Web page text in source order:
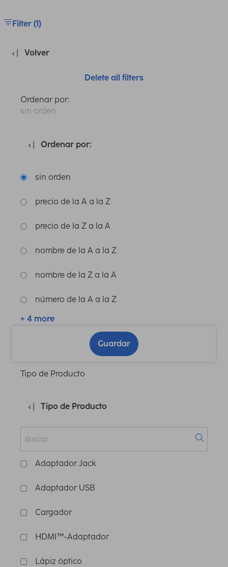
Filter (1)
Volver
Delete all filters
Ordenar por:
sin orden
Ordenar por:
sin orden
precio de la A a la Z
precio de la Z a la A
nombre de la A a la Z
nombre de la Z a la A
número de la A a la Z
+ 4 more
Guardar
Tipo de Producto
Tipo de Producto
Adaptador Jack
Adaptador USB
Cargador
HDMI™-Adaptador
Lápiz óptico